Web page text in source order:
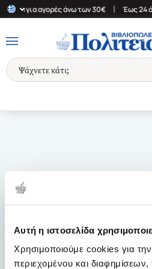
Αυτή η ιστοσελίδα
Χρησιμοποιούμε cookies για
περιεχομένου και
για αγορές άνω των 30€ Έως 24